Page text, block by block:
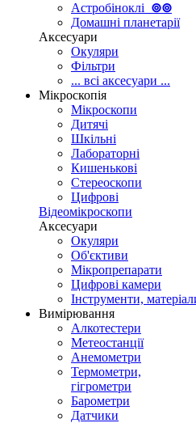
Астробіноклі ⊚⊚
Домашні планетарії
Аксесуари
Окуляри
Фільтри
... всі аксесуари ...
Мікроскопія
Мікроскопи
Дитячі
Шкільні
Лабораторні
Кишенькові
Стереоскопи
Цифрові
Відеомікроскопи
Аксесуари
Окуляри
Об'єктиви
Мікропрепарати
Цифрові камери
Інструменти,
Вимірювання
Алкотестери
Метеостанції
Анемометри
Термометри,
гігрометри
Барометри
Датчики